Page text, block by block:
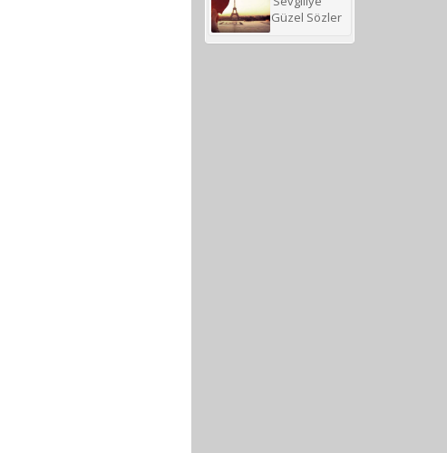
Güzel Sözler